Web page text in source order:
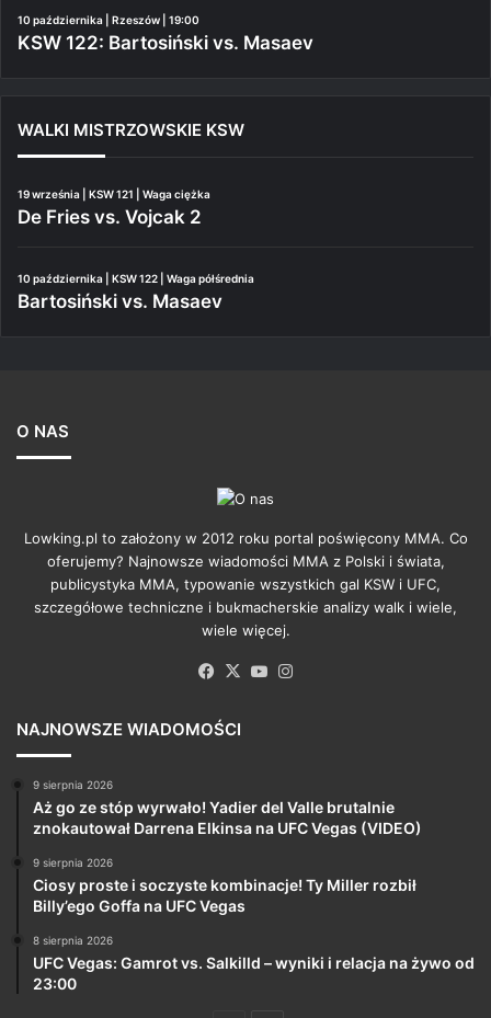
10 października | Rzeszów | 19:00
KSW 122: Bartosiński vs. Masaev
WALKI MISTRZOWSKIE KSW
19 września | KSW 121 | Waga ciężka
De Fries vs. Vojcak 2
10 października | KSW 122 | Waga półśrednia
Bartosiński vs. Masaev
O NAS
Lowking.pl to założony w 2012 roku portal poświęcony MMA. Co
oferujemy? Najnowsze wiadomości MMA z Polski i świata,
publicystyka MMA, typowanie wszystkich gal KSW i UFC,
szczegółowe techniczne i bukmacherskie analizy walk i wiele,
wiele więcej.
Facebook
X YouTube
NAJNOWSZE WIADOMOŚCI
9 sierpnia 2026
Aż go ze stóp wyrwało! Yadier del Valle brutalnie
znokautował Darrena Elkinsa na UFC Vegas (VIDEO)
9 sierpnia 2026
Ciosy proste i soczyste kombinacje! Ty Miller rozbił
Billy’ego Goffa na UFC Vegas
8 sierpnia 2026
UFC Vegas: Gamrot vs. Salkilld – wyniki i relacja na żywo od
23:00